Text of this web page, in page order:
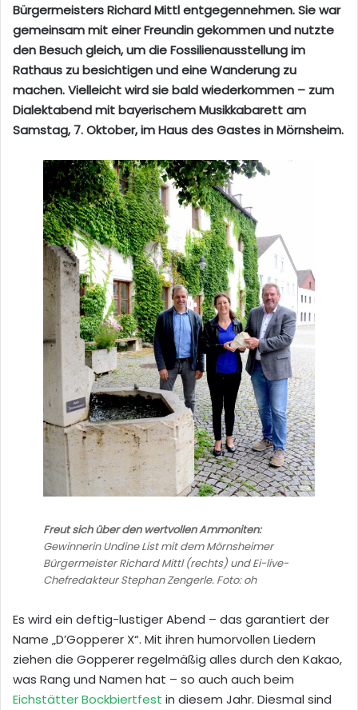
Bürgermeisters Richard Mittl entgegennehmen. Sie war
gemeinsam mit einer Freundin gekommen und nutzte
den Besuch gleich, um die Fossilienausstellung im
Rathaus zu besichtigen und eine Wanderung zu
machen. Vielleicht wird sie bald wiederkommen – zum
Dialektabend mit bayerischem Musikkabarett am
Samstag, 7. Oktober, im Haus des Gastes in Mörnsheim.
Freut sich über den wertvollen Ammoniten:
Gewinnerin Undine List mit dem Mörnsheimer
Bürgermeister Richard Mittl (rechts) und Ei-live-
Chefredakteur Stephan Zengerle. Foto: oh
Es wird ein deftig-lustiger Abend – das garantiert der
Name „D’Gopperer X“. Mit ihren humorvollen Liedern
ziehen die Gopperer regelmäßig alles durch den Kakao,
was Rang und Namen hat – so auch auch beim
Eichstätter Bockbiertfest in diesem Jahr. Diesmal sind